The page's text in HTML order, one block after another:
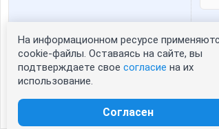
Статистика портрета:
сейчас просматривают портрет - 0
зарегистрированные пользователи
На информационном ресурсе
cookie-файлы. Оставаясь на сайте, вы
подтверждаете свое согласие на их
использование.
Согласен